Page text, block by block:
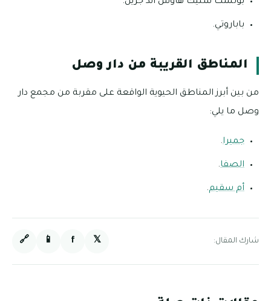
باباروتي.
المناطق القريبة من دار وصل
من بين أبرز المناطق الحيوية الواقعة على مقربة من مجمع دار
وصل ما يلي:
جميرا.
الصفا.
أم سقيم.
شارك المقال: 𝕏
f
📱
🔗